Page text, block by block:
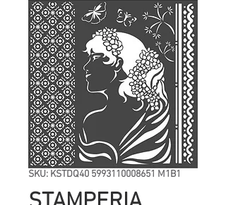
SKU: KSTDQ40 5993110008651 M1B1